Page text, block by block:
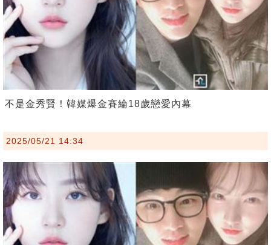
不是金秀賢！韓媒爆金賽綸18歲戀愛內幕
2025/05/21 14:34